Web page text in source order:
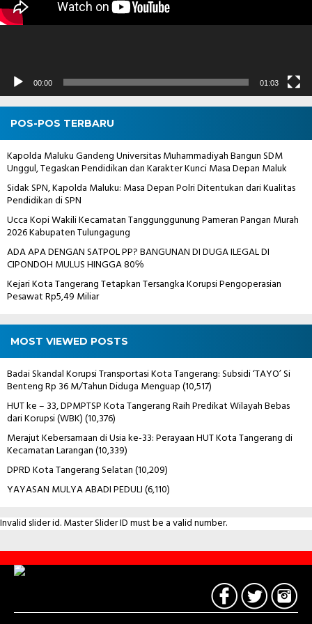
00:00 01:03
POS-POS TERBARU
Kapolda Maluku Gandeng Universitas Muhammadiyah Bangun SDM
Unggul, Tegaskan Pendidikan dan Karakter Kunci Masa Depan Maluk
Sidak SPN, Kapolda Maluku: Masa Depan Polri Ditentukan dari Kualitas
Pendidikan di SPN
Ucca Kopi Wakili Kecamatan Tanggunggunung Pameran Pangan Murah
2026 Kabupaten Tulungagung
ADA APA DENGAN SATPOL PP? BANGUNAN DI DUGA ILEGAL DI
CIPONDOH MULUS HINGGA 80℅
Kejari Kota Tangerang Tetapkan Tersangka Korupsi Pengoperasian
Pesawat Rp5,49 Miliar
MOST VIEWED POSTS
Badai Skandal Korupsi Transportasi Kota Tangerang: Subsidi ‘TAYO’ Si
Benteng Rp 36 M/Tahun Diduga Menguap(10,517)
HUT ke – 33, DPMPTSP Kota Tangerang Raih Predikat Wilayah Bebas
dari Korupsi (WBK)(10,376)
Merajut Kebersamaan di Usia ke-33: Perayaan HUT Kota Tangerang di
Kecamatan Larangan(10,339)
DPRD Kota Tangerang Selatan(10,209)
YAYASAN MULYA ABADI PEDULI(6,110)
Invalid slider id. Master Slider ID must be a valid number.
Contact
Us